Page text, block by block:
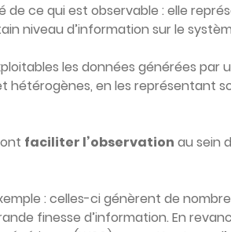
de ce qui est observable : elle
niveau d’information sur le
les données générées par
hétérogènes, en les représentant
faciliter l’observation au sein
: celles-ci génèrent de
finesse d’information. En